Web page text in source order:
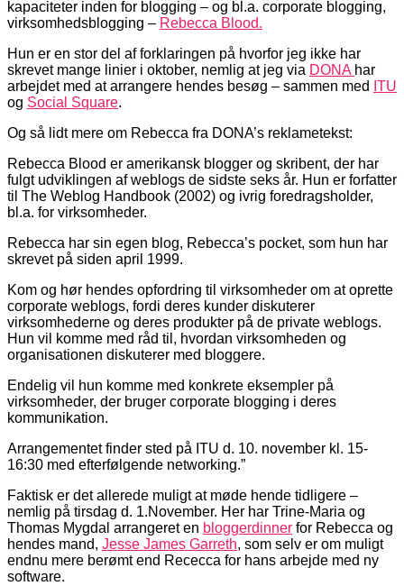
kapaciteter inden for blogging – og bl.a. corporate blogging,
virksomhedsblogging – Rebecca Blood.
Hun er en stor del af forklaringen på hvorfor jeg ikke har
skrevet mange linier i oktober, nemlig at jeg via DONA har
arbejdet med at arrangere hendes besøg – sammen med ITU
og Social Square.
Og så lidt mere om Rebecca fra DONA’s reklametekst:
Rebecca Blood er amerikansk blogger og skribent, der har
fulgt udviklingen af weblogs de sidste seks år. Hun er forfatter
til The Weblog Handbook (2002) og ivrig foredragsholder,
bl.a. for virksomheder.
Rebecca har sin egen blog, Rebecca’s pocket, som hun har
skrevet på siden april 1999.
Kom og hør hendes opfordring til virksomheder om at oprette
corporate weblogs, fordi deres kunder diskuterer
virksomhederne og deres produkter på de private weblogs.
Hun vil komme med råd til, hvordan virksomheden og
organisationen diskuterer med bloggere.
Endelig vil hun komme med konkrete eksempler på
virksomheder, der bruger corporate blogging i deres
kommunikation.
Arrangementet finder sted på ITU d. 10. november kl. 15-
16:30 med efterfølgende networking.”
Faktisk er det allerede muligt at møde hende tidligere –
nemlig på tirsdag d. 1.November. Her har Trine-Maria og
Thomas Mygdal arrangeret en bloggerdinner for Rebecca og
hendes mand, Jesse James Garreth, som selv er om muligt
endnu mere berømt end Rececca for hans arbejde med ny
software.